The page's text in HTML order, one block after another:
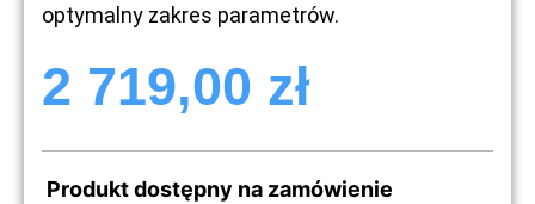
optymalny zakres parametrów.
2 719,00 zł
Produkt dostępny na zamówienie